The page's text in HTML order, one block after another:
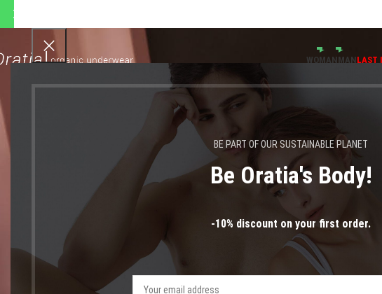
BE PART OF OUR SUSTAINABLE PLANET
Be Oratia's Body!
-10% discount on your first order.
WOMANMANLAST
θα πραγματοποιηθούν